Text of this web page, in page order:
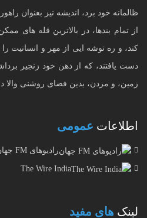
ظالمانه خود برد، اندیشه نیز بعنوان
از تمام بندها، در بالاترین قله های
کند، و ره توشه ایی از مهر و انسانیت را
دست یافتند، که از ذهن خود زنجیر
زمین، و مردن، بدین فضای روشنی والا
اطلاعات عمومی
رادیوهای FM جهان
The Wire India
لینک های مفید